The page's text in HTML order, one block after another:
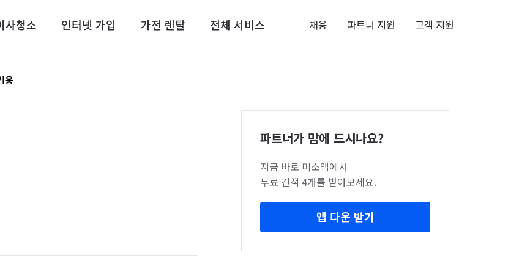
사청소 인터넷 가입 가전 렌탈 전체 서비스 채용 파트너 지원 고객 지원
웅
파트너가 맘에 드시나요?
지금 바로 미소앱에서
무료 견적 4개를 받아보세요.
앱 다운 받기